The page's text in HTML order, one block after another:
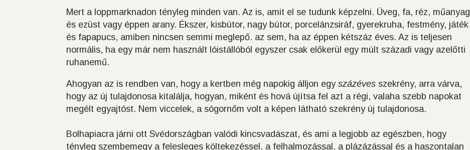
Mert a loppmarknadon tényleg minden van. Az is, amit el se tudunk képzelni. Üveg, fa, réz, műanyag
és ezüst vagy éppen arany. Ékszer, kisbútor, nagy bútor, porcelánzsiráf, gyerekruha, festmény, játék
és fapapucs, amiben nincsen semmi meglepő. az sem, ha az éppen kétszáz éves. Az is teljesen
normális, ha egy már nem használt lóistállóból egyszer csak előkerül egy múlt századi vagy azelőtti
ruhanemű.
Ahogyan az is rendben van, hogy a kertben még napokig álljon egy százéves szekrény, arra várva,
hogy az új tulajdonosa kitalálja, hogyan, miként és hová újítsa fel azt a régi, valaha szebb napokat
megélt egyajtóst. Nem viccelek, a sógornőm volt a képen látható szekrény új tulajdonosa.
Bolhapiacra járni ott Svédországban valódi kincsvadászat, és ami a legjobb az egészben, hogy
tényleg szembemegy a felesleges költekezéssel, a felhalmozással, a plázázással és a haszontalan